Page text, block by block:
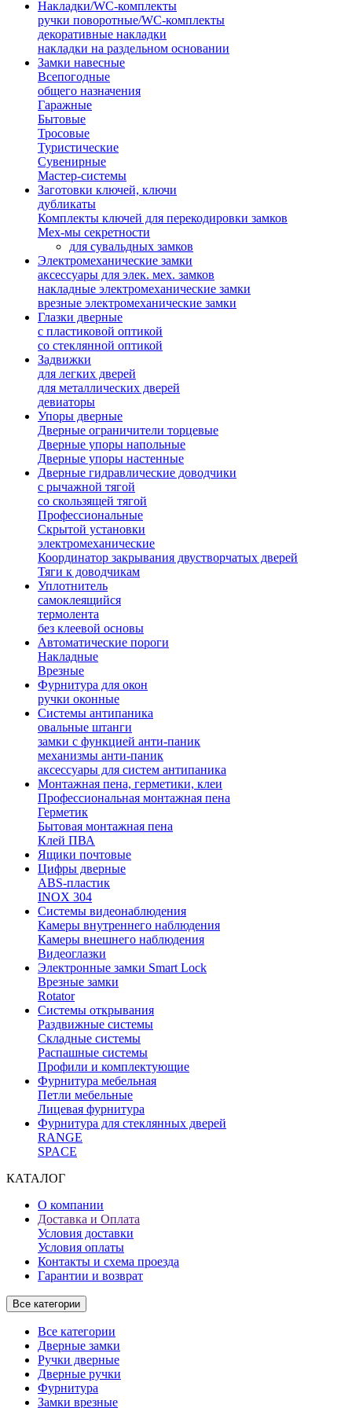
Накладки/WC-комплекты
ручки поворотные/WC-комплекты
декоративные накладки
накладки на раздельном основании
Замки навесные
Всепогодные
общего назначения
Гаражные
Бытовые
Тросовые
Туристические
Сувенирные
Мастер-системы
Заготовки ключей, ключи
дубликаты
Комплекты ключей для перекодировки замков
Мех-мы секретности
для сувальдных замков
Электромеханические замки
аксессуары для элек. мех. замков
накладные электромеханические замки
врезные электромеханические замки
Глазки дверные
с пластиковой оптикой
со стеклянной оптикой
Задвижки
для легких дверей
для металлических дверей
девиаторы
Упоры дверные
Дверные ограничители торцевые
Дверные упоры напольные
Дверные упоры настенные
Дверные гидравлические доводчики
с рычажной тягой
со скользящей тягой
Профессиональные
Скрытой установки
электромеханические
Координатор закрывания двустворчатых дверей
Тяги к доводчикам
Уплотнитель
самоклеящийся
термолента
без клеевой основы
Автоматические пороги
Накладные
Врезные
Фурнитура для окон
ручки оконные
Системы антипаника
овальные штанги
замки с функцией анти-паник
механизмы анти-паник
аксессуары для систем антипаника
Монтажная пена, герметики, клеи
Профессиональная монтажная пена
Герметик
Бытовая монтажная пена
Клей ПВА
Ящики почтовые
Цифры дверные
ABS-пластик
INOX 304
Системы видеонаблюдения
Камеры внутреннего наблюдения
Камеры внешнего наблюдения
Видеоглазки
Электронные замки Smart Lock
Врезные замки
Rotator
Системы открывания
Раздвижные системы
Складные системы
Распашные системы
Профили и комплектующие
Фурнитура мебельная
Петли мебельные
Лицевая фурнитура
Фурнитура для стеклянных дверей
RANGE
SPACE
КАТАЛОГ
О компании
Доставка и Оплата
Условия доставки
Условия оплаты
Контакты и схема проезда
Гарантии и возврат
Все категории
Все категории
Дверные замки
Ручки дверные
Дверные ручки
Фурнитура
Замки врезные